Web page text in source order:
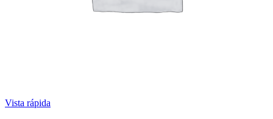
Vista rápida